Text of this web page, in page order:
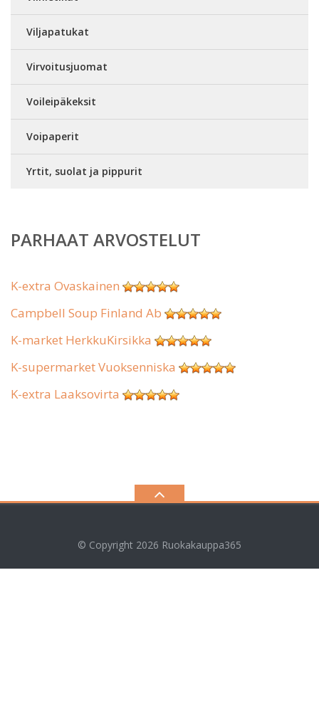
Viljapatukat
Virvoitusjuomat
Voileipäkeksit
Voipaperit
Yrtit, suolat ja pippurit
PARHAAT ARVOSTELUT
K-extra Ovaskainen
Campbell Soup Finland Ab
K-market HerkkuKirsikka
K-supermarket Vuoksenniska
K-extra Laaksovirta
© Copyright 2026 Ruokakauppa365